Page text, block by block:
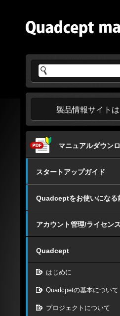
製品情報サイト
マニュアルダウン
スタートアップガイド
Quadceptをお使いになる
アカウント管理/ライセン
Quadcept
はじめに
Quadcpetの基本について
プロジェクトについて